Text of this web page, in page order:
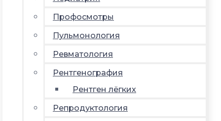
Профосмотры
Пульмонология
Ревматология
Рентгенография
Рентген лёгких
Репродуктология